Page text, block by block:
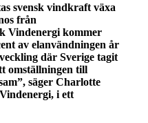
svensk vindkraft växa
från
Vindenergi kommer
av elanvändningen år
där Sverige tagit
omställningen till
säger Charlotte
i ett